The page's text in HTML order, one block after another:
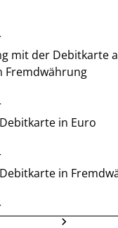
mit der Debitkarte
Fremdwährung
in Euro
in